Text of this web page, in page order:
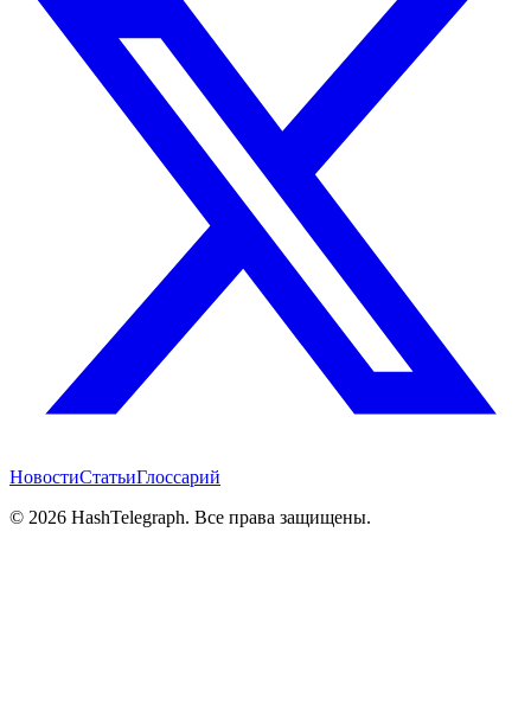
НовостиСтатьиГлоссарий
© 2026 HashTelegraph. Все права защищены.